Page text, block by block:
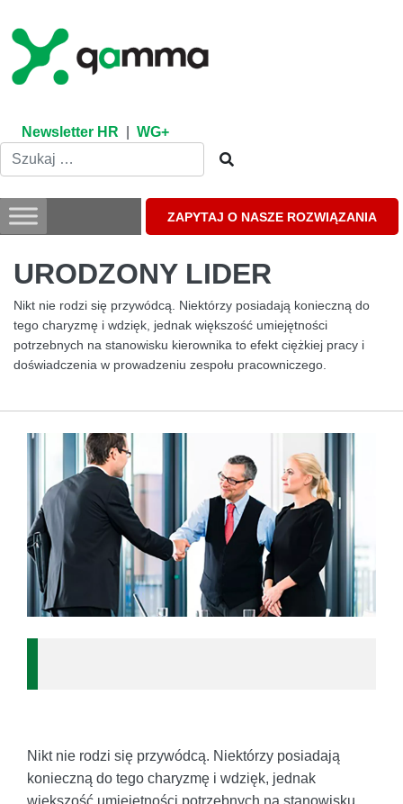
content
Newsletter HR WG+
ZAPYTAJ O NASZE ROZWIĄZANIA
URODZONY LIDER
Nikt nie rodzi się przywódcą. Niektórzy posiadają konieczną do
tego charyzmę i wdzięk, jednak większość umiejętności
potrzebnych na stanowisku kierownika to efekt ciężkiej pracy i
doświadczenia w prowadzeniu zespołu pracowniczego.
Nikt nie rodzi się przywódcą. Niektórzy posiadają
konieczną do tego charyzmę i wdzięk, jednak
większość umiejętności potrzebnych na stanowisku